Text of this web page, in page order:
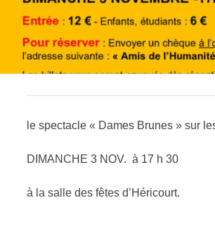
le spectacle « Dames Brunes » sur
DIMANCHE 3 NOV. à 17 h 30
à la salle des fêtes d’Héricourt.